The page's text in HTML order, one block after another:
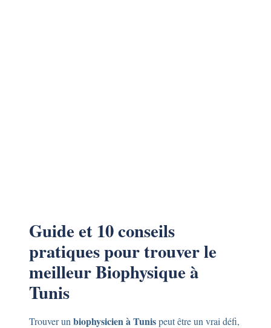
Guide et 10 conseils
pratiques pour trouver le
meilleur Biophysique à
Tunis
Trouver un biophysicien à Tunispeut être un vrai défi,